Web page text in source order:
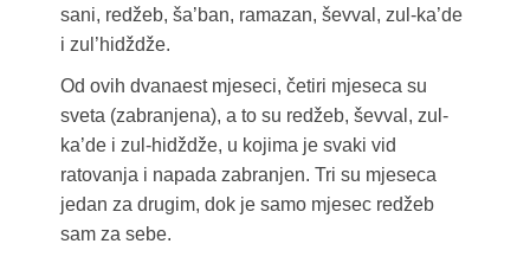
sani, redžeb, ša’ban, ramazan, ševval, zul-ka’de
i zul’hidždže.
Od ovih dvanaest mjeseci, četiri mjeseca su
sveta (zabranjena), a to su redžeb, ševval, zul-
ka’de i zul-hidždže, u kojima je svaki vid
ratovanja i napada zabranjen. Tri su mjeseca
jedan za drugim, dok je samo mjesec redžeb
sam za sebe.